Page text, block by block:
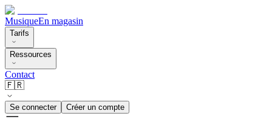
MusiqueEn magasin
Tarifs
Ressources
Contact
🇫🇷
Se connecter Créer un compte